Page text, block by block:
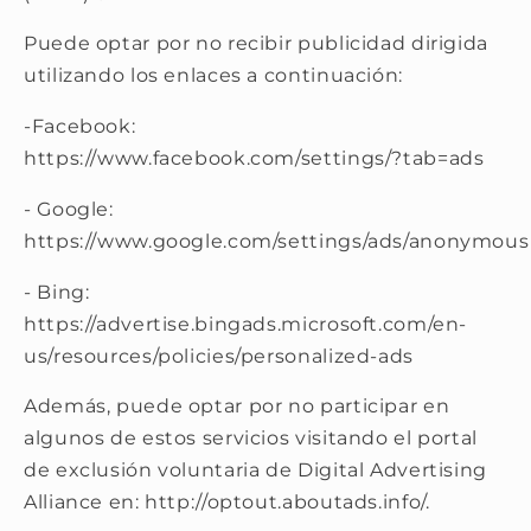
Puede optar por no recibir publicidad dirigida
utilizando los enlaces a continuación:
-Facebook:
https://www.facebook.com/settings/?tab=ads
- Google:
https://www.google.com/settings/ads/anonymous
- Bing:
https://advertise.bingads.microsoft.com/en-
us/resources/policies/personalized-ads
Además, puede optar por no participar en
algunos de estos servicios visitando el portal
de exclusión voluntaria de Digital Advertising
Alliance en: http://optout.aboutads.info/.